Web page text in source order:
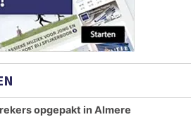
opgepakt in Almere